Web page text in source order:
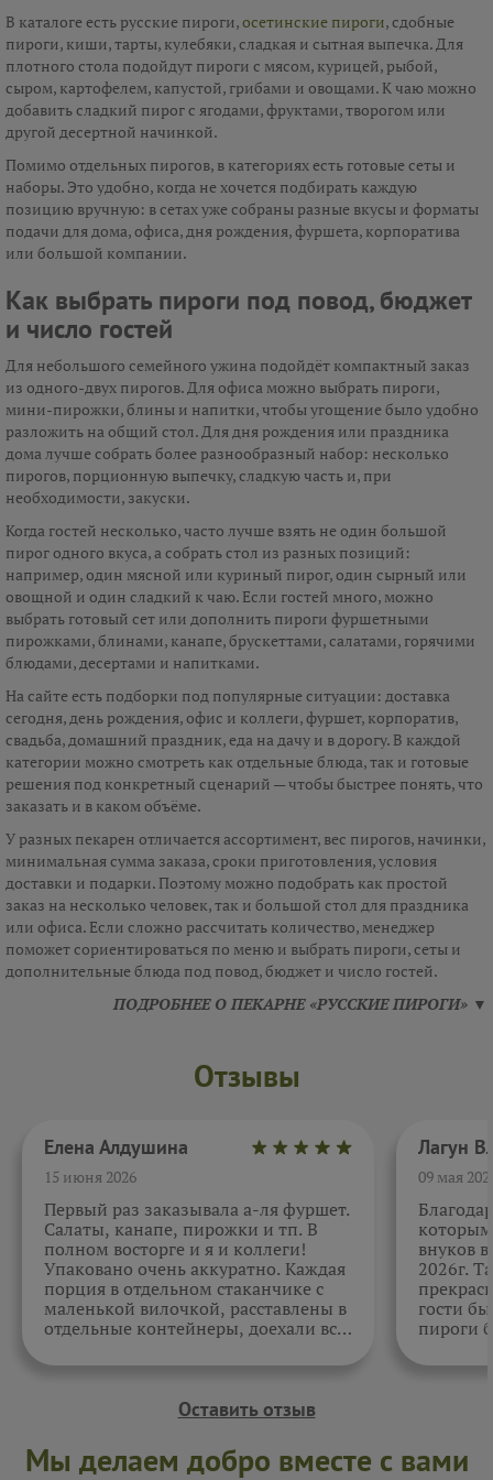
В каталоге есть русские пироги,осетинские пироги, сдобные
пироги, киши, тарты, кулебяки, сладкая и сытная выпечка. Для
плотного стола подойдут пироги с мясом, курицей, рыбой,
сыром, картофелем, капустой, грибами и овощами. К чаю можно
добавить сладкий пирог с ягодами, фруктами, творогом или
другой десертной начинкой.
Помимо отдельных пирогов, в категориях есть готовые сеты и
наборы. Это удобно, когда не хочется подбирать каждую
позицию вручную: в сетах уже собраны разные вкусы и форматы
подачи для дома, офиса, дня рождения, фуршета, корпоратива
или большой компании.
Как выбрать пироги под повод, бюджет
и число гостей
Для небольшого семейного ужина подойдёт компактный заказ
из одного-двух пирогов. Для офиса можно выбрать пироги,
мини-пирожки, блины и напитки, чтобы угощение было удобно
разложить на общий стол. Для дня рождения или праздника
дома лучше собрать более разнообразный набор: несколько
пирогов, порционную выпечку, сладкую часть и, при
необходимости, закуски.
Когда гостей несколько, часто лучше взять не один большой
пирог одного вкуса, а собрать стол из разных позиций:
например, один мясной или куриный пирог, один сырный или
овощной и один сладкий к чаю. Если гостей много, можно
выбрать готовый сет или дополнить пироги фуршетными
пирожками, блинами, канапе, брускеттами, салатами, горячими
блюдами, десертами и напитками.
На сайте есть подборки под популярные ситуации: доставка
сегодня, день рождения, офис и коллеги, фуршет, корпоратив,
свадьба, домашний праздник, еда на дачу и в дорогу. В каждой
категории можно смотреть как отдельные блюда, так и готовые
решения под конкретный сценарий — чтобы быстрее понять, что
заказать и в каком объёме.
У разных пекарен отличается ассортимент, вес пирогов, начинки,
минимальная сумма заказа, сроки приготовления, условия
доставки и подарки. Поэтому можно подобрать как простой
заказ на несколько человек, так и большой стол для праздника
или офиса. Если сложно рассчитать количество, менеджер
поможет сориентироваться по меню и выбрать пироги, сеты и
дополнительные блюда под повод, бюджет и число гостей.
ПОДРОБНЕЕ О ПЕКАРНЕ «РУССКИЕ ПИРОГИ» ▼
Отзывы
Елена Алдушина
15 июня 2026
Первый раз заказывала а-ля фуршет.
Салаты, канапе, пирожки и тп. В
полном восторге и я и коллеги!
Упаковано очень аккуратно. Каждая
порция в отдельном стаканчике с
маленькой вилочкой, расставлены в
отдельные контейнеры, доехали все
спасибо за внимательность к датам.
09 мая
внуков
2026г.
гости
пироги
Оставить отзыв
Мы делаем добро вместе с вами